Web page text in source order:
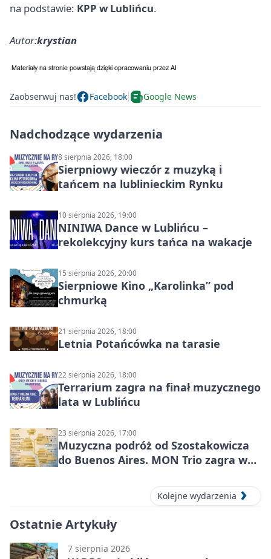
na podstawie: KPP w Lublińcu.
Autor:krystian
Zaobserwuj nas! Facebook Google News
Nadchodzące wydarzenia
8 sierpnia 2026, 18:00
Sierpniowy wieczór z muzyką i
tańcem na lublinieckim Rynku
10 sierpnia 2026, 19:00
NINIWA Dance w Lublińcu –
rekolekcyjny kurs tańca na wakacje
15 sierpnia 2026, 20:00
Sierpniowe Kino „Karolinka” pod
chmurką
21 sierpnia 2026, 18:00
Letnia Potańcówka na tarasie
22 sierpnia 2026, 18:00
Terrarium zagra na finał muzycznego
lata w Lublińcu
23 sierpnia 2026, 17:00
Muzyczna podróż od Szostakowicza
do Buenos Aires. MON Trio zagra w
Kolejne wydarzenia
Ostatnie Artykuły
7 sierpnia 2026